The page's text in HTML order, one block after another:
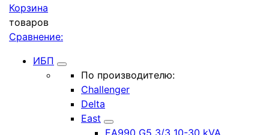
Корзина
товаров
Сравнение:
ИБП
По производителю:
Challenger
Delta
East
EA990 G5 3/3 10-30 kVA